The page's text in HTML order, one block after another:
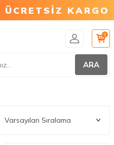
ÜCRETSİZ KARGO
ARA
0